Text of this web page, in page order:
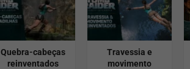
Quebra-cabeças
reinventados
Travessia e
movimento